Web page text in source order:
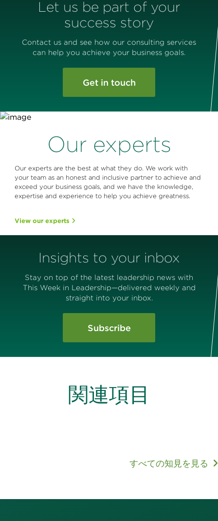
Let us be part of your
success story
Contact us and see how our consulting services
can help you achieve your business goals.
Get in touch
Our experts
Our experts are the best at what they do. We work with
your team as an honest and inclusive partner to achieve and
exceed your business goals, and we have the knowledge,
expertise and experience to help you achieve greatness.
View our experts
Insights to your inbox
Stay on top of the latest leadership news with
This Week in Leadership—delivered weekly and
straight into your inbox.
Subscribe
関連項目
すべての知見を見る